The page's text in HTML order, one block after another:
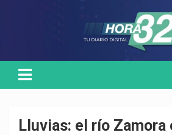
Lluvias: el río Zamora